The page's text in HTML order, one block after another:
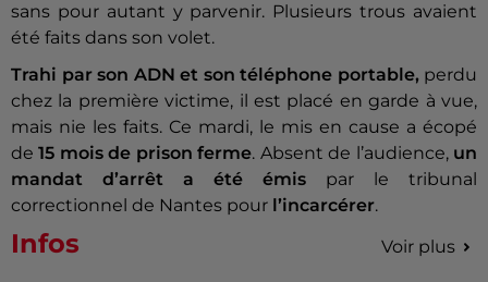
sans pour autant y parvenir. Plusieurs trous avaient
été faits dans son volet.
Trahi par son ADN et son téléphone portable, perdu
chez la première victime, il est placé en garde à vue,
mais nie les faits. Ce mardi, le mis en cause a écopé
de15 mois de prison ferme. Absent de l’audience, un
mandat d’arrêt a été émis par le tribunal
correctionnel de Nantes pour l’incarcérer.
Infos Voir plus